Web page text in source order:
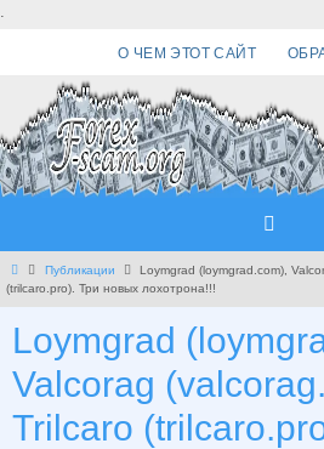
.
О ЧЕМ ЭТОТ САЙТ
Главная
Публикации
Loymgrad (loymgrad.com),
(trilcaro.pro). Три новых лохотрона!!!
Loymgrad
Valcorag
Trilcaro